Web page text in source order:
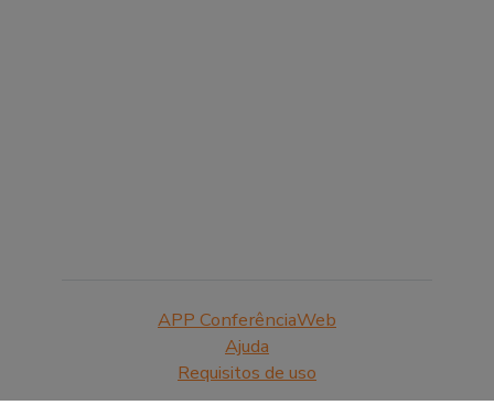
APP ConferênciaWeb
Ajuda
Requisitos de uso